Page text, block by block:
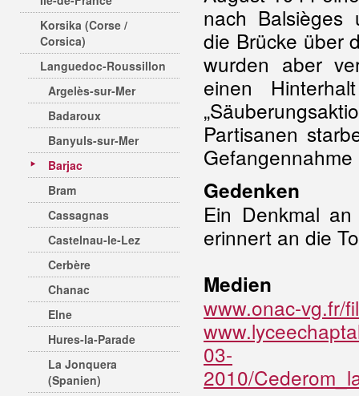
Korsika (Corse /
Corsica)
Languedoc-Roussillon
Argelès-sur-Mer
Badaroux
Banyuls-sur-Mer
Barjac
Bram
Cassagnas
Castelnau-le-Lez
Cerbère
Chanac
Elne
Hures-la-Parade
La Jonquera
(Spanien)
nach Balsièges
die Brücke über
wurden aber
einen
Partisanen
Gedenken
Ein Denkmal
erinnert an die
Medien
www.onac-vg.fr/
03-
2010/